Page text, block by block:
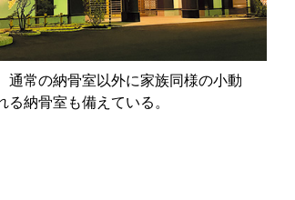
通常の納骨室以外に家族同様の小動
納骨室も備えている。